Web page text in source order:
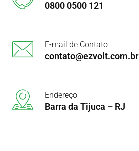
0800 0500 121
E-mail de Contato
contato@ezvolt.com.br
Endereço
Barra da Tijuca – RJ